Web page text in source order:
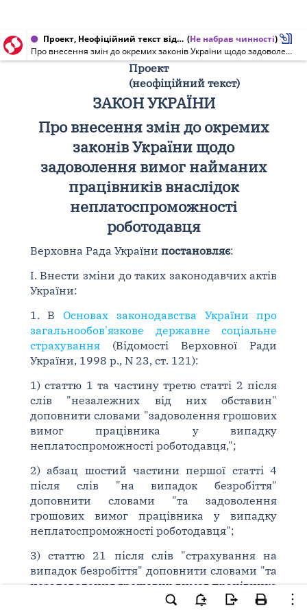
Проект, Неофіційний текст від 06.11.2013 (Не набрав чинності)
Про внесення змін до окремих законів України щодо задоволення вимог найманих працівників внаслідок неплатоспроможності роботодавця (неофіційний текст)
Проект
(неофіційний текст)
ЗАКОН УКРАЇНИ
Про внесення змін до окремих
законів України щодо
задоволення вимог найманих
працівників внаслідок
неплатоспроможності
роботодавця
Верховна Рада України постановляє:
I. Внести зміни до таких законодавчих актів
України:
1. ВОсновах законодавства України про
загальнообов'язкове державне соціальне
страхування(Відомості Верховної Ради
України, 1998 р., N 23, ст. 121):
1) статтю 1 та частину третю статті 2 після
слів "незалежних від них обставин"
доповнити словами "задоволення грошових
вимог працівника у випадку
неплатоспроможності роботодавця,";
2) абзац шостий частини першої статті 4
після слів "на випадок безробіття"
доповнити словами "та задоволення
грошових вимог працівника у випадку
неплатоспроможності роботодавця";
3) статтю 21 після слів "страхування на
випадок безробіття" доповнити словами "та
незадоволення грошових вимог працівника
у випадку неплатоспроможності